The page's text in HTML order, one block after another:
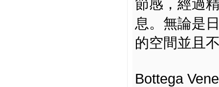
節感，經過
息。無論是
的空間並且
Bottega